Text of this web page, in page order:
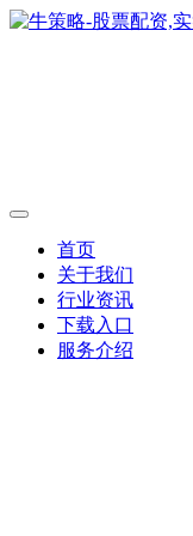
首页
关于我们
行业资讯
下载入口
服务介绍